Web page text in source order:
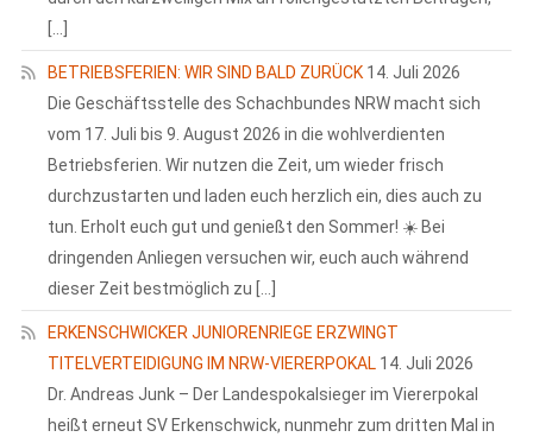
BETRIEBSFERIEN: WIR SIND BALD ZURÜCK 14. Juli 2026
Die Geschäftsstelle des Schachbundes NRW macht sich
vom 17. Juli bis 9. August 2026 in die wohlverdienten
Betriebsferien. Wir nutzen die Zeit, um wieder frisch
durchzustarten und laden euch herzlich ein, dies auch zu
tun. Erholt euch gut und genießt den Sommer! ☀️ Bei
dringenden Anliegen versuchen wir, euch auch während
dieser Zeit bestmöglich zu […]
ERKENSCHWICKER JUNIORENRIEGE ERZWINGT
TITELVERTEIDIGUNG IM NRW-VIERERPOKAL 14. Juli 2026
Dr. Andreas Junk – Der Landespokalsieger im Viererpokal
heißt erneut SV Erkenschwick, nunmehr zum dritten Mal in